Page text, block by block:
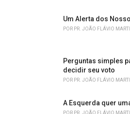
Um Alerta dos
POR PR. JOÃO FLÁVIO
Perguntas simples
decidir seu voto
POR PR. JOÃO FLÁVIO
A Esquerda quer
POR PR. JOÃO FLÁVIO